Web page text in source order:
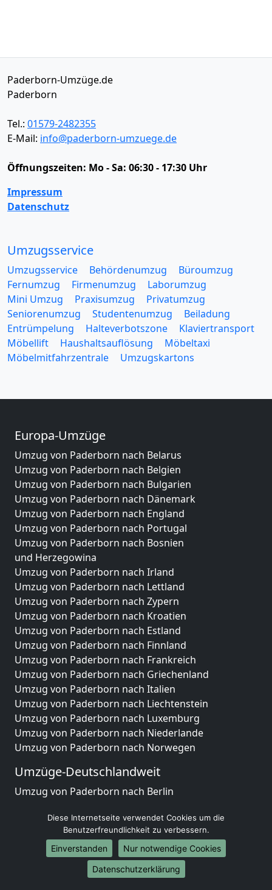
Paderborn-Umzüge.de
Paderborn
Tel.: 01579-2482355
E-Mail: info@paderborn-umzuege.de
Öffnungszeiten: Mo - Sa: 06:30 - 17:30 Uhr
Impressum
Datenschutz
Umzugsservice
Umzugsservice Behördenumzug
Büroumzug
Fernumzug
Firmenumzug
Laborumzug
Mini Umzug
Praxisumzug
Privatumzug
Seniorenumzug
Studentenumzug
Beiladung
Entrümpelung
Halteverbotszone
Klaviertransport
Möbellift
Haushaltsauflösung
Möbeltaxi
Möbelmitfahrzentrale
Umzugskartons
Europa-Umzüge
Umzug von Paderborn nach Belarus
Umzug von Paderborn nach Belgien
Umzug von Paderborn nach Bulgarien
Umzug von Paderborn nach Dänemark
Umzug von Paderborn nach England
Umzug von Paderborn nach Portugal
Umzug von Paderborn nach Bosnien
und Herzegowina
Umzug von Paderborn nach Irland
Umzug von Paderborn nach Lettland
Umzug von Paderborn nach Zypern
Umzug von Paderborn nach Kroatien
Umzug von Paderborn nach Estland
Umzug von Paderborn nach Finnland
Umzug von Paderborn nach Frankreich
Umzug von Paderborn nach Griechenland
Umzug von Paderborn nach Italien
Umzug von Paderborn nach Liechtenstein
Umzug von Paderborn nach Luxemburg
Umzug von Paderborn nach Niederlande
Umzug von Paderborn nach Norwegen
Umzüge-Deutschlandweit
Umzug von Paderborn nach Berlin
Umzug von Paderborn nach München
Umzug von Paderborn nach Köln
Umzug von Paderborn nach Frankfurt am Main
Umzug von Paderborn nach Stuttgart
Umzug von Paderborn nach Düsseldorf
Diese Internetseite verwendet Cookies um die
Benutzerfreundlichkeit zu verbessern.
Einverstanden
Nur notwendige Cookies
Datenschutzerklärung